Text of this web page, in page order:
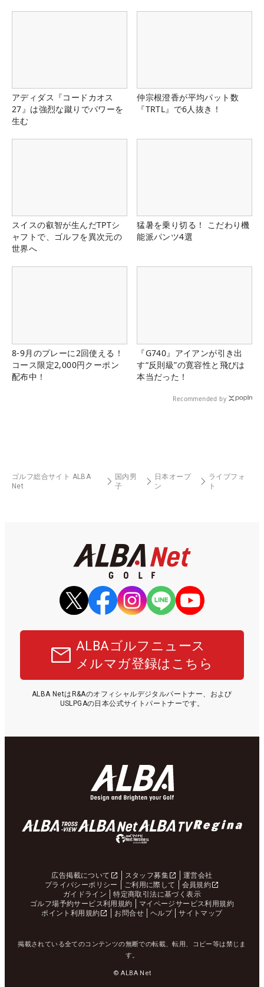
アディダス『コードカオス
27』は強烈な蹴りでパワーを
生む
仲宗根澄香が平均パット数
『TRTL』で6人抜き！
スイスの叡智が生んだTPTシ
ャフトで、ゴルフを異次元の
世界へ
猛暑を乗り切る！ こだわり機
能派パンツ4選
8-9月のプレーに2回使える！
コース限定2,000円クーポン
配布中！
『G740』アイアンが引き出
す“反則級”の寛容性と飛びは
本当だった！
Recommended by
ゴルフ総合サイト ALBA
Net
国内男
子
日本オープ
ン
ライブフォ
ト
ALBAゴルフニュース
メルマガ登録はこちら
ALBA NetはR&Aのオフィシャルデジタルパートナー、および
USLPGAの日本公式サイトパートナーです。
広告掲載について スタッフ募集
運営会社
プライバシーポリシー
ご利用に際して
会員規約
ガイドライン
特定商取引法に基づく表示
ゴルフ場予約サービス利用規約
マイページサービス利用規約
ポイント利用規約
お問合せ ヘルプ サイトマップ
掲載されている全てのコンテンツの無断での転載、転用、コピー等は禁じま
す。
© ALBA Net